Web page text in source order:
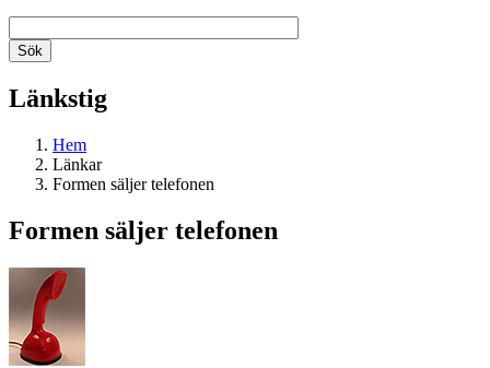
Länkstig
Hem
Länkar
Formen säljer telefonen
Formen säljer telefonen